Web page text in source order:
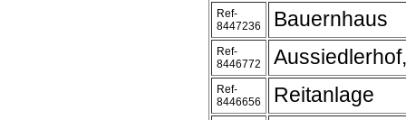
Ref-
8447236
Bauernhaus
Ref-
8446772
Ref-
8446656
Reitanlage